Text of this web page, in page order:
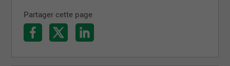
Partager cette page